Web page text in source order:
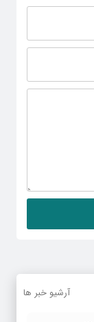
آرشیو خبر ها